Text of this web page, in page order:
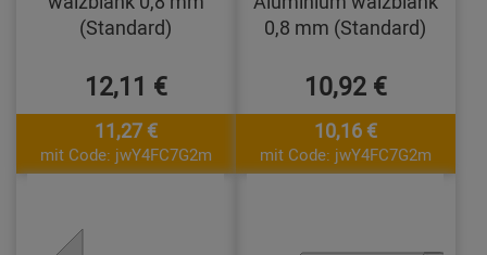
(Standard)
12,11 €
11,27 €
mit Code: jwY4FC7G2m
0,8 mm (Standard)
10,92 €
10,16 €
mit Code: jwY4FC7G2m